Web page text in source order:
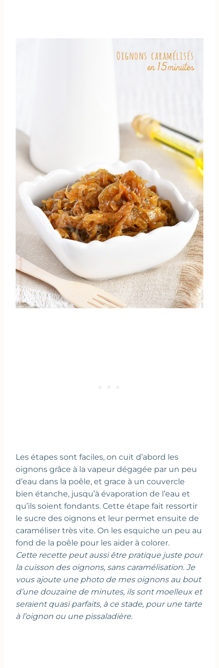
Les étapes sont faciles, on cuit d’abord les
oignons grâce à la vapeur dégagée par un peu
d’eau dans la poêle, et grace à un couvercle
bien étanche, jusqu’à évaporation de l’eau et
qu’ils soient fondants. Cette étape fait ressortir
le sucre des oignons et leur permet ensuite de
caraméliser très vite. On les esquiche un peu au
fond de la poêle pour les aider à colorer.
Cette recette peut aussi être pratique juste pour
la cuisson des oignons, sans caramélisation. Je
vous ajoute une photo de mes oignons au bout
d’une douzaine de minutes, ils sont moelleux et
seraient quasi parfaits, à ce stade, pour une tarte
à l’oignon ou une pissaladière.